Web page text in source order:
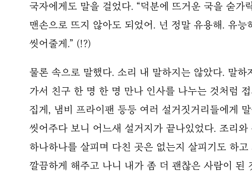
국자에게도 말을 걸었다. “덕분에 뜨거운 국을 숟가
맨손으로 뜨지 않아도 되었어. 넌 정말 유용해. 유능
씻어줄게.” (!?)
물론 속으로 말했다. 소리 내 말하지는 않았다. 말하
가서 친구 한 명 한 명 만나 인사를 나누는 것처럼
집게, 냄비 프라이팬 등등 여러 설거짓거리들에게
씻어주다 보니 어느새 설거지가 끝나있었다. 조리
하나하나를 살피며 다친 곳은 없는지 살피기도 하
깔끔하게 해주고 나니 내가 좀 더 괜찮은 사람이 된